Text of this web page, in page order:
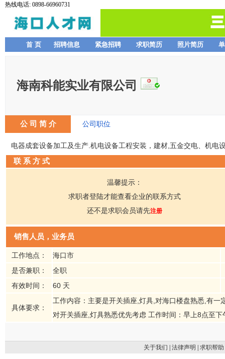
热线电话: 0898-66960731
首 页 招聘信息 紧急招聘 求职简历 照片简历
海南科能实业有限公司
公 司 简 介 公司职位
电器成套设备加工及生产.机电设备工程安装，建材,五金交电、机电
联 系 方 式
温馨提示：
求职者登陆才能查看企业的联系方式
还不是求职会员请先注册
销售人员，业务员
工作地点：
海口市
是否兼职：
全职
有效时间：
60 天
具体要求：
工作内容：主要是开关插座,灯具,对海口楼盘熟悉,有
对开关插座,灯具熟悉优先考虑 工作时间：早上8点至下
关于我们 法律声明 求职帮助